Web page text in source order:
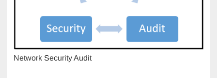
Network Security Audit